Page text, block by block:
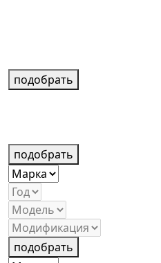
подобрать
подобрать
подобрать